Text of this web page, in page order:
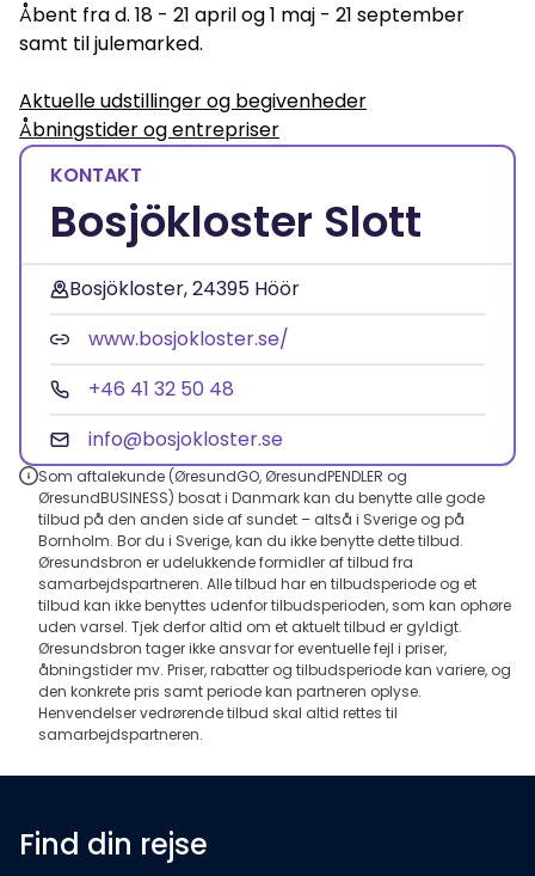
Åbent fra d. 18 - 21 april og 1 maj - 21 september
samt til julemarked.
Aktuelle udstillinger og begivenheder
Åbningstider og entrepriser
KONTAKT
Bosjökloster Slott
Bosjökloster, 24395 Höör
www.bosjokloster.se/
+46 41 32 50 48
info@bosjokloster.se
Som aftalekunde (ØresundGO, ØresundPENDLER og
ØresundBUSINESS) bosat i Danmark kan du benytte alle gode
tilbud på den anden side af sundet – altså i Sverige og på
Bornholm. Bor du i Sverige, kan du ikke benytte dette tilbud.
Øresundsbron er udelukkende formidler af tilbud fra
samarbejdspartneren. Alle tilbud har en tilbudsperiode og et
tilbud kan ikke benyttes udenfor tilbudsperioden, som kan ophøre
uden varsel. Tjek derfor altid om et aktuelt tilbud er gyldigt.
Øresundsbron tager ikke ansvar for eventuelle fejl i priser,
åbningstider mv. Priser, rabatter og tilbudsperiode kan variere, og
den konkrete pris samt periode kan partneren oplyse.
Henvendelser vedrørende tilbud skal altid rettes til
samarbejdspartneren.
Find din rejse